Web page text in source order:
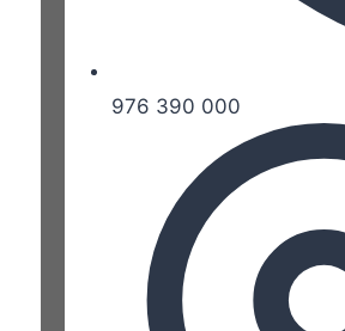
976 390 000